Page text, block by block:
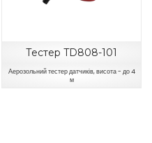
Тестер TD808-101
Аерозольний тестер датчиків, висота - до 4
м